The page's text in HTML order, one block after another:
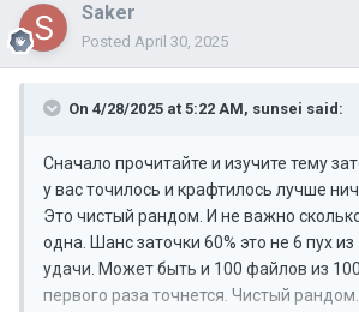
Saker
Posted April 30, 2025
On 4/28/2025 at 5:22 AM, sunsei said:
Сначало прочитайте и изучите тему
у вас точилось и крафтилось лучше
Это чистый рандом. И не важно
одна. Шанс заточки 60% это не 6 пух из
удачи. Может быть и 100 файлов из
первого раза точнется. Чистый